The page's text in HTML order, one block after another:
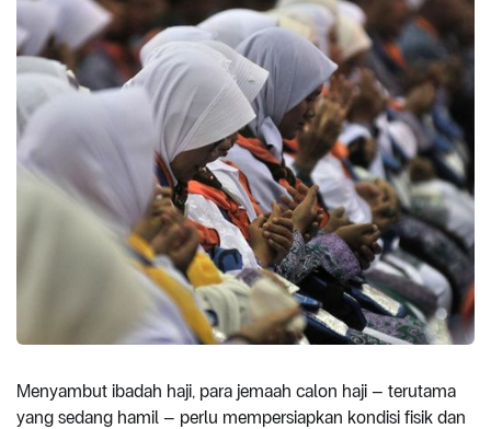
Menyambut ibadah haji, para jemaah calon haji – terutama
yang sedang hamil – perlu mempersiapkan kondisi fisik dan